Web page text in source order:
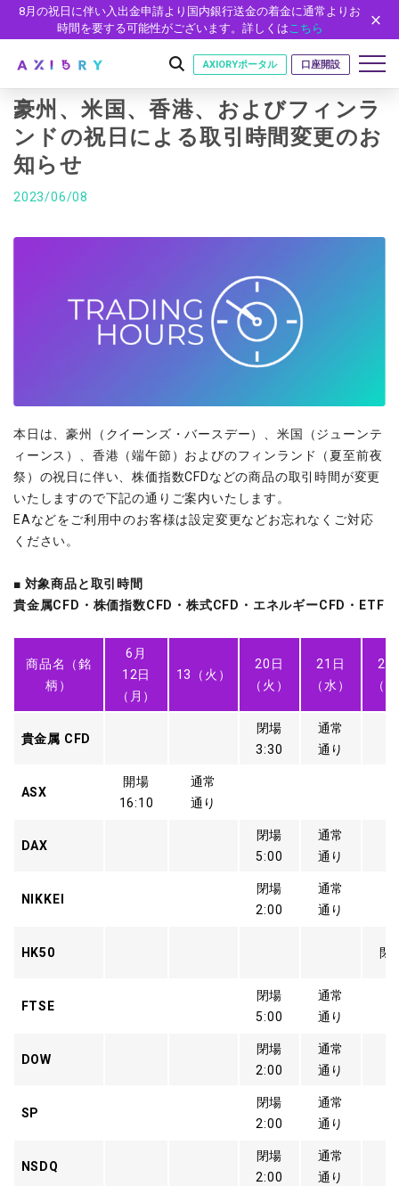
8月の祝日に伴い入出金申請より国内銀行送金の着金に通常よりお
時間を要する可能性がございます。詳しくはこちら
はじめに
はじめに
取引
取引商品
ソフトコモディティCFD
バトルCFD
取引条件
スワップとロールオーバー
取引計算シミュレーター
注文執行ポリシー
経済指標・予測カレンダー
休眠口座と凍結口座
口座
口座タイプ
ウォレット口座
NEW
口座開設フォーム
プラットフォーム
AXIORYポータル
MT4/MT5 ヒストリカルデータ
ストライク インジケータ
MQLシグナル
通貨インデックス
パートナーシップ・プログラム
お知らせ
マーケットニュース
コーポレートニュース
キャンペーン
トレードガイド
企業情報
会社概要
役員紹介
お問合せ
よくあるご質問
日本語
عربى
English
Русский
ไทย
Tiếng Việt
口座開設する
デモ口座を開設する
AXIORYポータル 口座開設
豪州、米国、香港、およびフィンラ
ンドの祝日による取引時間変更のお
知らせ
2023/06/08
本日は、豪州（クイーンズ・バースデー）、米国（ジューンテ
ィーンス）、香港（端午節）およびのフィンランド（夏至前夜
祭）の祝日に伴い、株価指数CFDなどの商品の取引時間が変更
いたしますので下記の通りご案内いたします。
EAなどをご利用中のお客様は設定変更などお忘れなくご対応
ください。
■ 対象商品と取引時間
貴金属CFD・株価指数CFD・株式CFD・エネルギーCFD・ETF
商品名（銘
柄）
6月
12日
（月）
13（火）
20日
（火）
21日
（水）
22
（
貴金属 CFD
閉場
3:30
通常
通り
ASX
開場
16:10
通常
通り
DAX
閉場
5:00
通常
通り
NIKKEI
閉場
2:00
通常
通り
HK50 閉
FTSE
閉場
5:00
通常
通り
DOW
閉場
2:00
通常
通り
SP
閉場
2:00
通常
通り
NSDQ
閉場
2:00
通常
通り